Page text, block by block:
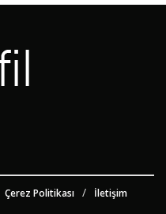
Çerez Politikası İletişim